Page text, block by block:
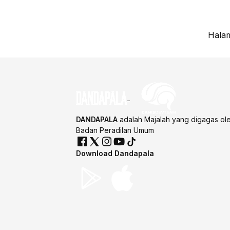
DANDAPALA adalah Majalah yang digagas
Badan Peradilan Umum
Download Dandapala